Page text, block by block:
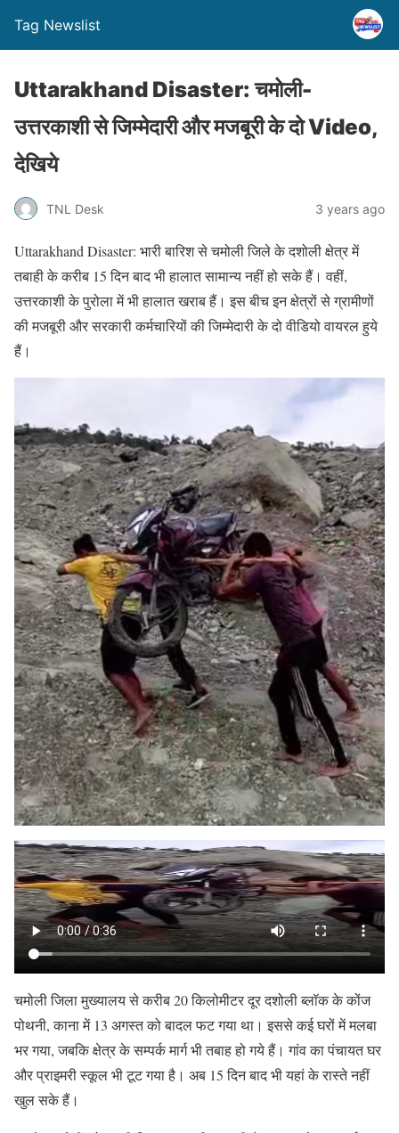
Tag Newslist
Uttarakhand Disaster: चमोली-
उत्तरकाशी से जिम्मेदारी और मजबूरी के दो Video,
देखिये
TNL Desk 3 years ago
Uttarakhand Disaster: भारी बारिश से चमोली जिले के दशोली क्षेत्र में
तबाही के करीब 15 दिन बाद भी हालात सामान्य नहीं हो सके हैं। वहीं,
उत्तरकाशी के पुरोला में भी हालात खराब हैं। इस बीच इन क्षेत्रों से ग्रामीणों
की मजबूरी और सरकारी कर्मचारियों की जिम्मेदारी के दो वीडियो वायरल हुये
हैं।
चमोली जिला मुख्यालय से करीब 20 किलोमीटर दूर दशोली ब्लॉक के कोंज
पोथनी, काना में 13 अगस्त को बादल फट गया था। इससे कई घरों में मलबा
भर गया, जबकि क्षेत्र के सम्पर्क मार्ग भी तबाह हो गये हैं। गांव का पंचायत घर
और प्राइमरी स्कूल भी टूट गया है। अब 15 दिन बाद भी यहां के रास्ते नहीं
खुल सके हैं।